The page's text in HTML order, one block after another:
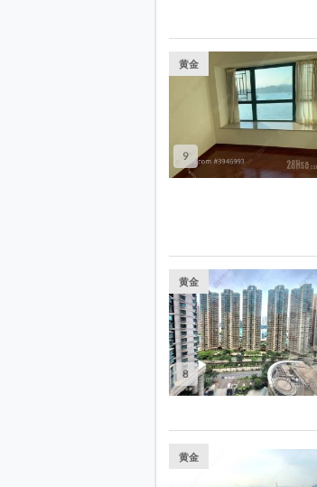
9
黄金
8
黄金
黄金